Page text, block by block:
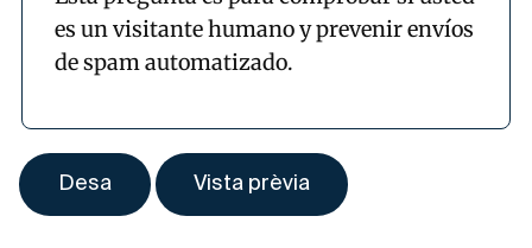
es un visitante humano y prevenir envíos
de spam automatizado.